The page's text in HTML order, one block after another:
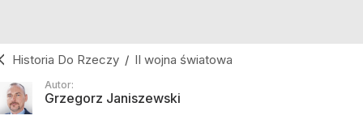
Historia Do Rzeczy / II wojna światowa
Autor:
Grzegorz Janiszewski